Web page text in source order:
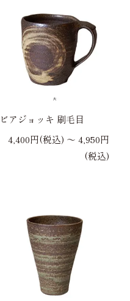
ビアジョッキ 刷毛目
4,400円(税込) 〜 4,950円
(税込)